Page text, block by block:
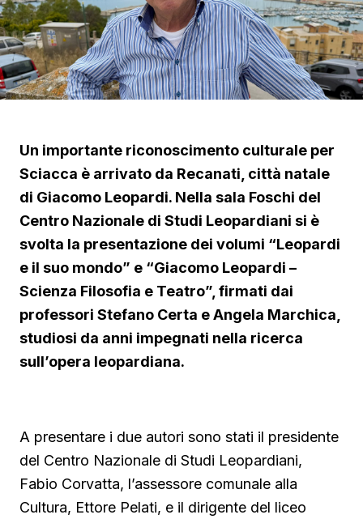
Un importante riconoscimento culturale per
Sciacca è arrivato da Recanati, città natale
di Giacomo Leopardi. Nella sala Foschi del
Centro Nazionale di Studi Leopardiani si è
svolta la presentazione dei volumi “Leopardi
e il suo mondo” e “Giacomo Leopardi –
Scienza Filosofia e Teatro”, firmati dai
professori Stefano Certa e Angela Marchica,
studiosi da anni impegnati nella ricerca
sull’opera leopardiana.
A presentare i due autori sono stati il presidente
del Centro Nazionale di Studi Leopardiani,
Fabio Corvatta, l’assessore comunale alla
Cultura, Ettore Pelati, e il dirigente del liceo